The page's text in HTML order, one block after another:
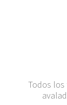
Todos